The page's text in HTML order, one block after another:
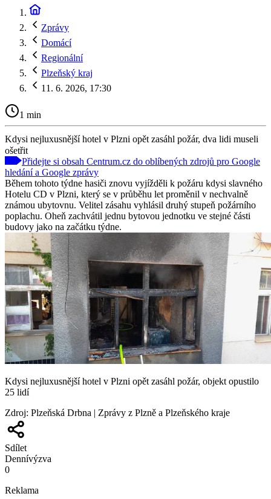
Zprávy
Domácí
Regionální
Plzeňský kraj
11. 6. 2026, 17:30
1 min
Kdysi nejluxusnější hotel v Plzni opět zasáhl požár, dva lidi museli
ošetřit
Přidejte si obsah Centrum.cz do oblíbených zdrojů pro Google
hledání a Google zprávy
Během tohoto týdne hasiči znovu vyjížděli k požáru kdysi slavného
Hotelu CD v Plzni, který se v průběhu let proměnil v nechvalně
známou ubytovnu. Velitel zásahu vyhlásil druhý stupeň požárního
poplachu. Oheň zachvátil jednu bytovou jednotku ve stejné části
budovy jako na začátku týdne.
Kdysi nejluxusnější hotel v Plzni opět zasáhl požár, objekt opustilo
25 lidí
Zdroj: Plzeňská Drbna | Zprávy z Plzně a Plzeňského kraje
Sdílet
Dennívýzva
0
Reklama